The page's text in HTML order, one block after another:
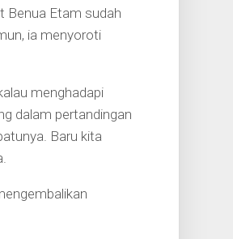
Benua Etam sudah
ia menyoroti
menghadapi
dalam pertandingan
Baru kita